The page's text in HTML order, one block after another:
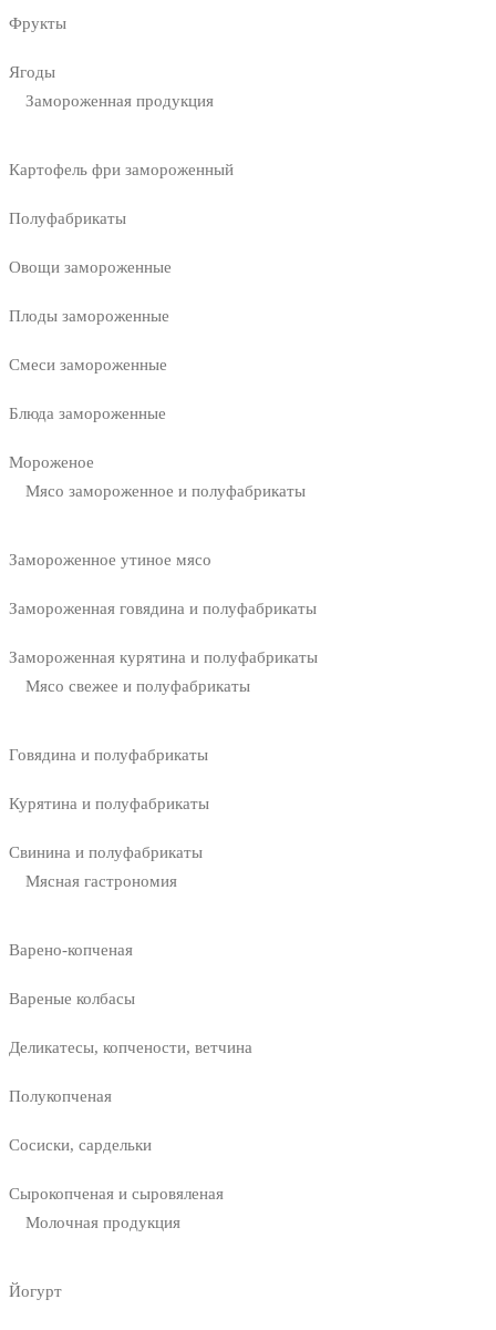
Фрукты
Ягоды
Замороженная продукция
Картофель фри замороженный
Полуфабрикаты
Овощи замороженные
Плоды замороженные
Смеси замороженные
Блюда замороженные
Мороженое
Мясо замороженное и полуфабрикаты
Замороженное утиное мясо
Замороженная говядина и полуфабрикаты
Замороженная курятина и полуфабрикаты
Мясо свежее и полуфабрикаты
Говядина и полуфабрикаты
Курятина и полуфабрикаты
Свинина и полуфабрикаты
Мясная гастрономия
Варено-копченая
Вареные колбасы
Деликатесы, копчености, ветчина
Полукопченая
Сосиски, сардельки
Сырокопченая и сыровяленая
Молочная продукция
Йогурт